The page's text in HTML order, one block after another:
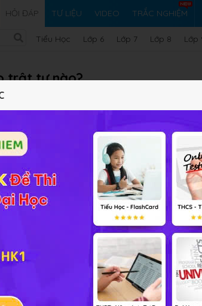
HỎI ĐÁP TƯ LIỆU VIDEO TRẮC NGHIỆM
Tiểu Học Lớp 6 Lớp 7 Lớp 8 Lớp
trật tự nào?
Bộ phận tiếp nhận kích thích.